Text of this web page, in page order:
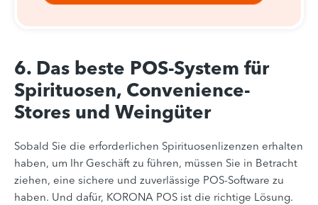
6. Das beste POS-System für
Spirituosen, Convenience-
Stores und Weingüter
Sobald Sie die erforderlichen Spirituosenlizenzen erhalten
haben, um Ihr Geschäft zu führen, müssen Sie in Betracht
ziehen, eine sichere und zuverlässige POS-Software zu
haben. Und dafür, KORONA POS ist die richtige Lösung.